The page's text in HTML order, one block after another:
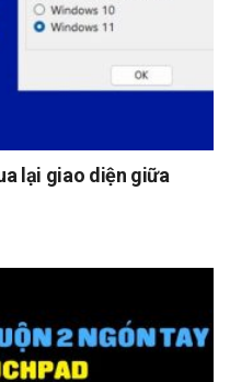
lại giao diện giữa